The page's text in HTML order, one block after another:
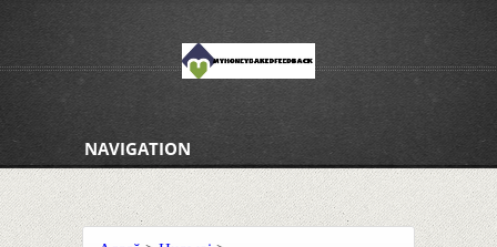
NAVIGATION